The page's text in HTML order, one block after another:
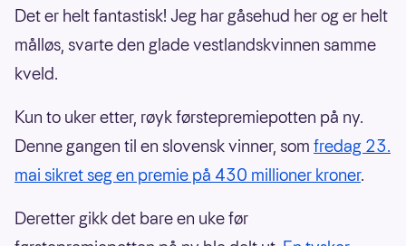
Det er helt fantastisk! Jeg har gåsehud her og er helt
målløs, svarte den glade vestlandskvinnen samme
kveld.
Kun to uker etter, røyk førstepremiepotten på ny.
Denne gangen til en slovensk vinner, som fredag 23.
mai sikret seg en premie på 430 millioner kroner.
Deretter gikk det bare en uke før